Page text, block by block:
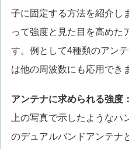
子に固定する方法を紹介し
って強度と見た目を高めた
す。例として4種類のアン
は他の周波数にも応用でき
アンテナに求められる強度：
上の写真で示したような
のデュアルバンドアンテナ